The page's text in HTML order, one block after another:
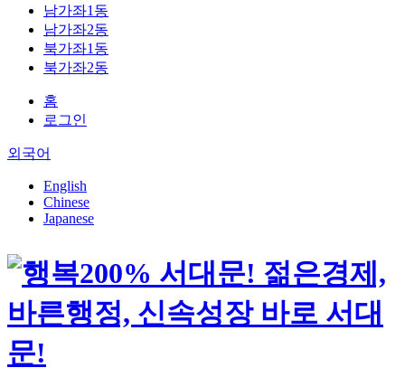
남가좌1동
남가좌2동
북가좌1동
북가좌2동
홈
로그인
외국어
English
Chinese
Japanese